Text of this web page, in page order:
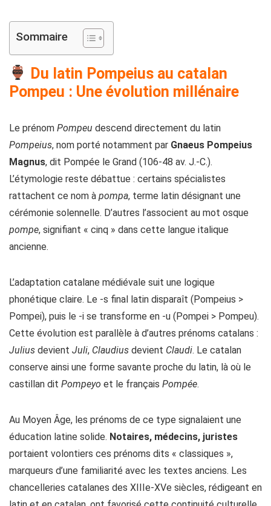
Sommaire
Du latin Pompeius au catalan
Pompeu : Une évolution millénaire
Le prénom Pompeu descend directement du latin
Pompeius, nom porté notamment par Gnaeus Pompeius
Magnus, dit Pompée le Grand (106-48 av. J.-C.).
L’étymologie reste débattue : certains spécialistes
rattachent ce nom à pompa, terme latin désignant une
cérémonie solennelle. D’autres l’associent au mot osque
pompe, signifiant « cinq » dans cette langue italique
ancienne.
L’adaptation catalane médiévale suit une logique
phonétique claire. Le -s final latin disparaît (Pompeius >
Pompei), puis le -i se transforme en -u (Pompei > Pompeu).
Cette évolution est parallèle à d’autres prénoms catalans :
Julius devient Juli, Claudius devient Claudi. Le catalan
conserve ainsi une forme savante proche du latin, là où le
castillan dit Pompeyo et le français Pompée.
Au Moyen Âge, les prénoms de ce type signalaient une
éducation latine solide. Notaires, médecins, juristes
portaient volontiers ces prénoms dits « classiques »,
marqueurs d’une familiarité avec les textes anciens. Les
chancelleries catalanes des XIIIe-XVe siècles, rédigeant en